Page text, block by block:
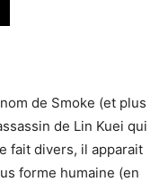
de Smoke (et plus
de Lin Kuei qui
fait divers, il apparait
forme humaine (en